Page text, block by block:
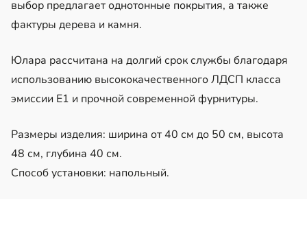
выбор предлагает однотонные покрытия, а также
фактуры дерева и камня.
Юлара рассчитана на долгий срок службы благодаря
использованию высококачественного ЛДСП класса
эмиссии Е1 и прочной современной фурнитуры.
Размеры изделия: ширина от 40 см до 50 см, высота
48 см, глубина 40 см.
Способ установки: напольный.